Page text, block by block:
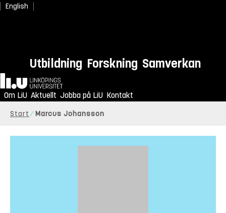
English
Utbildning Forskning Samverkan
Hem
Om LiU Aktuellt Jobba på LiU Kontakt
Start Marcus Johansson